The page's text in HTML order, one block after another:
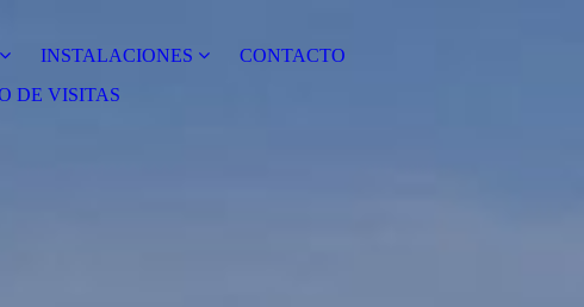
INSTALACIONES
CONTACTO
DE VISITAS